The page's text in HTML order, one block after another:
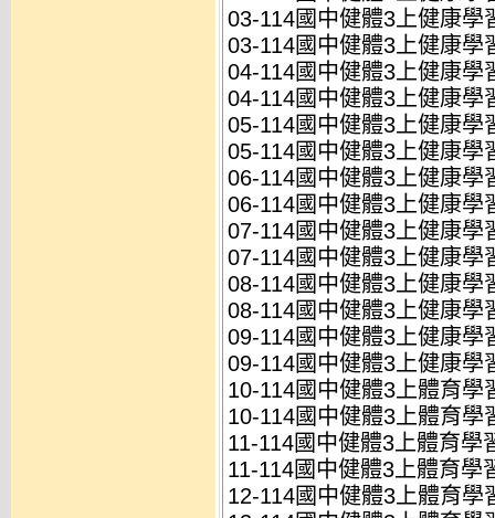
03-114國中健體3上健康學
03-114國中健體3上健康學
04-114國中健體3上健康學
04-114國中健體3上健康學
05-114國中健體3上健康學
05-114國中健體3上健康學
06-114國中健體3上健康學
06-114國中健體3上健康學
07-114國中健體3上健康學
07-114國中健體3上健康學
08-114國中健體3上健康學
08-114國中健體3上健康學
09-114國中健體3上健康學
09-114國中健體3上健康學
10-114國中健體3上體育學
10-114國中健體3上體育學
11-114國中健體3上體育學
11-114國中健體3上體育學
12-114國中健體3上體育學